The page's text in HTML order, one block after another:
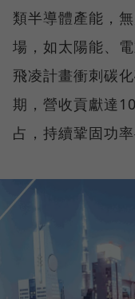
類半導體產能，
場，如太陽能、
飛凌計畫衝刺碳
期，營收貢獻達
占，持續鞏固功